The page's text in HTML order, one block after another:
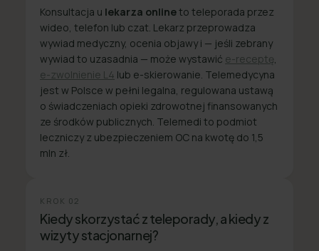
Konsultacja u lekarza onlineto teleporada przez
wideo, telefon lub czat. Lekarz przeprowadza
wywiad medyczny, ocenia objawy i — jeśli zebrany
wywiad to uzasadnia — może wystawić e-receptę
e-zwolnienie L4 lub e-skierowanie. Telemedycyna
jest w Polsce w pełni legalna, regulowana ustawą
o świadczeniach opieki zdrowotnej finansowanych
ze środków publicznych. Telemedi to podmiot
leczniczy z ubezpieczeniem OC na kwotę do 1,5
mln zł.
KROK 02
Kiedy skorzystać z teleporady, a kiedy z
wizyty stacjonarnej?